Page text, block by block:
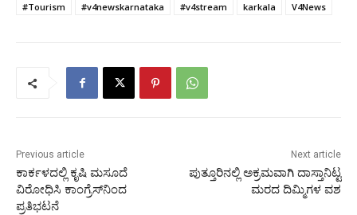
#Tourism
#v4newskarnataka #v4stream karkala V4News
Previous article
ಕಾರ್ಕಳದಲ್ಲಿ ಕೃಷಿ ಮಸೂದೆ
ವಿರೋಧಿಸಿ ಕಾಂಗ್ರೆಸ್‌ನಿಂದ
ಪ್ರತಿಭಟನೆ
Next article
ಪುತ್ತೂರಿನಲ್ಲಿ ಅಕ್ರಮವಾಗಿ ದಾಸ್ತಾನಿಟ್ಟ
ಮರದ ದಿಮ್ಮಿಗಳ ವಶ